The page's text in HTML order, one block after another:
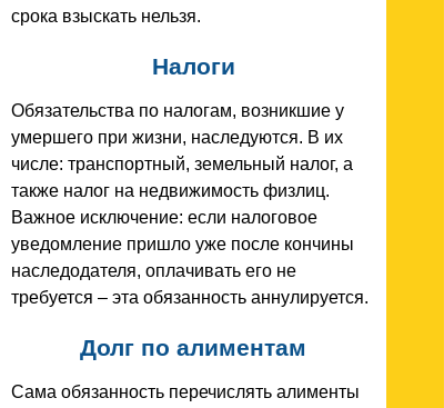
срока взыскать нельзя.
Налоги
Обязательства по налогам, возникшие у
умершего при жизни, наследуются. В их
числе: транспортный, земельный налог, а
также налог на недвижимость физлиц.
Важное исключение: если налоговое
уведомление пришло уже после кончины
наследодателя, оплачивать его не
требуется – эта обязанность аннулируется.
Долг по алиментам
Сама обязанность перечислять алименты